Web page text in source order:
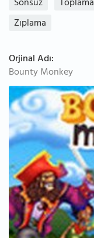
Sonsuz
Toplama
Zıplama
Orjinal Adı:
Bounty Monkey